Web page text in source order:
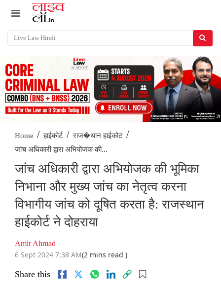
Home / हाईकोर्ट / राज�थान हाईकोट /
जांच अधिकारी द्वारा अभियोजक की...
जांच अधिकारी द्वारा अभियोजक की भूमिका
निभाना और मुख्य जांच का नेतृत्व करना
विभागीय जांच को दूषित करता है: राजस्थान
हाईकोर्ट ने दोहराया
Amir Ahmad
6 Sept 2024 7:38 AM(2 mins read )
Share this